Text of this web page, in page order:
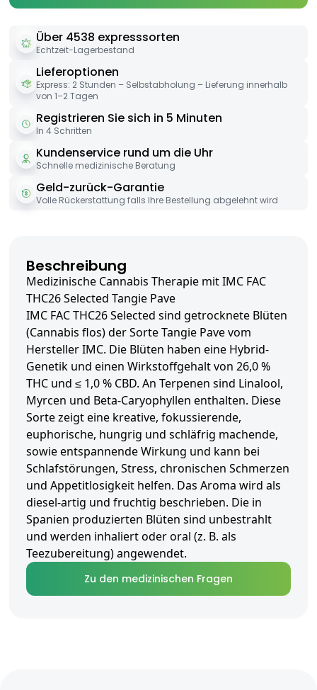
Über 4538 expresssorten
Echtzeit-Lagerbestand
Lieferoptionen
Express: 2 Stunden – Selbstabholung – Lieferung innerhalb
von 1–2 Tagen
Registrieren Sie sich in 5 Minuten
In 4 Schritten
Kundenservice rund um die Uhr
Schnelle medizinische Beratung
Geld-zurück-Garantie
Volle Rückerstattung falls Ihre Bestellung abgelehnt wird
Beschreibung
Medizinische Cannabis Therapie mit IMC FAC
THC26 Selected Tangie Pave
IMC FAC THC26 Selected sind getrocknete Blüten
(Cannabis flos) der Sorte Tangie Pave vom
Hersteller IMC. Die Blüten haben eine Hybrid-
Genetik und einen Wirkstoffgehalt von 26,0 %
THC und ≤ 1,0 % CBD. An Terpenen sind Linalool,
Myrcen und Beta-Caryophyllen enthalten. Diese
Sorte zeigt eine kreative, fokussierende,
euphorische, hungrig und schläfrig machende,
sowie entspannende Wirkung und kann bei
Schlafstörungen, Stress, chronischen Schmerzen
und Appetitlosigkeit helfen. Das Aroma wird als
diesel-artig und fruchtig beschrieben. Die in
Spanien produzierten Blüten sind unbestrahlt
und werden inhaliert oder oral (z. B. als
Teezubereitung) angewendet.
Zu den medizinischen Fragen